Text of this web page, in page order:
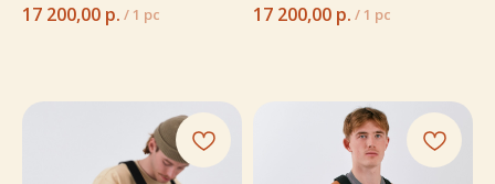
17 200,00 р. / 1 pc 17 200,00 р. / 1 pc